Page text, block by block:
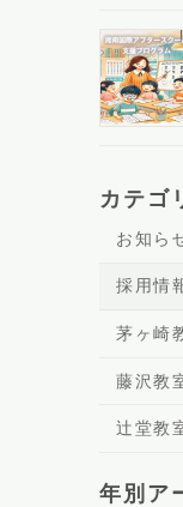
カテゴ
お知ら
採用情
茅ヶ崎
藤沢教
辻堂教
年別ア